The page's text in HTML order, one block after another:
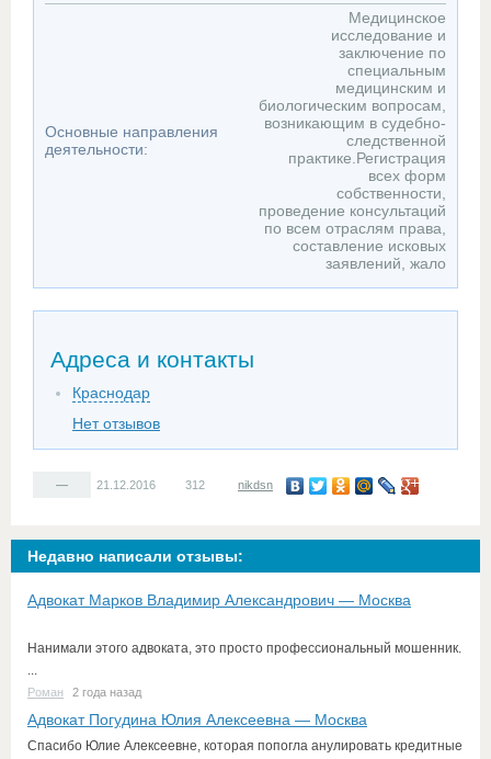
Основные направления
деятельности:
Медицинское
исследование и
заключение по
специальным
медицинским и
биологическим вопросам,
возникающим в судебно-
следственной
практике.Регистрация
всех форм
собственности,
проведение консультаций
по всем отраслям права,
составление исковых
заявлений, жало
Адреса и контакты
Краснодар
Нет отзывов
— 21.12.2016 312 nikdsn
Недавно написали отзывы:
Адвокат Марков Владимир Александрович — Москва
Нанимали этого адвоката, это просто профессиональный мошенник.
...
Роман 2 года назад
Адвокат Погудина Юлия Алексеевна — Москва
Спасибо Юлие Алексеевне, которая попогла анулировать кредитные